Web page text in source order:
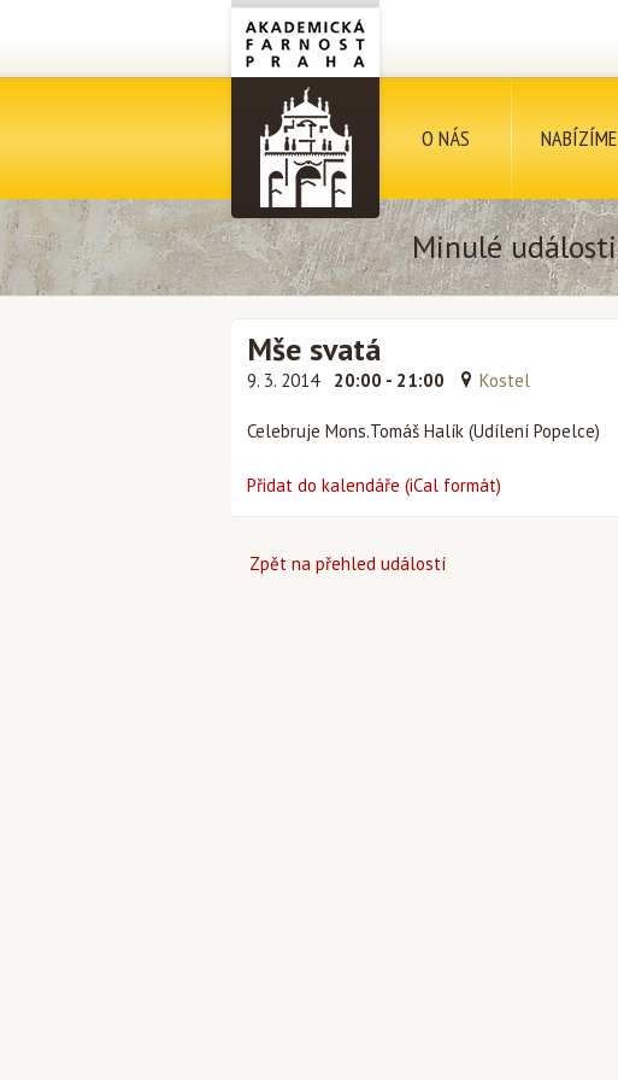
O NÁS NABÍZÍME
Minulé události
Mše svatá
9. 3. 2014 20:00 - 21:00 Kostel
Celebruje Mons.Tomáš Halík (Udílení Popelce)
Přidat do kalendáře (iCal formát)
Zpět na přehled událostí